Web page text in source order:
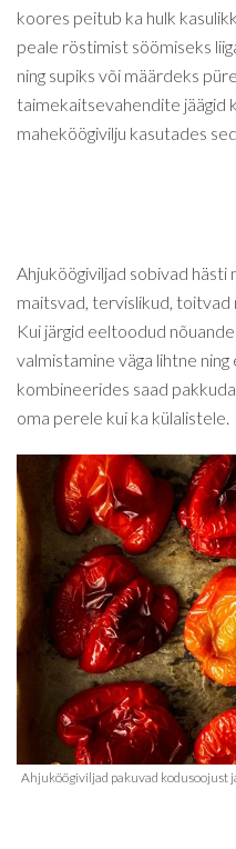
koores peitub ka hulk
peale röstimist söömiseks
ning supiks või määrdeks
taimekaitsevahendite jäägid
maheköögivilju kasutades
Ahjuköögiviljad sobivad hästi
maitsvad, tervislikud, toitvad
Kui järgid eeltoodud
valmistamine väga lihtne
kombineerides saad
oma perele kui ka külalistele.